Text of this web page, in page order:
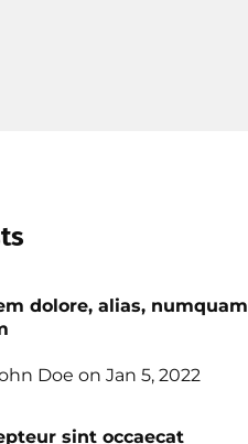
dolore, alias, numquam
Doe on Jan 5, 2022
sint occaecat